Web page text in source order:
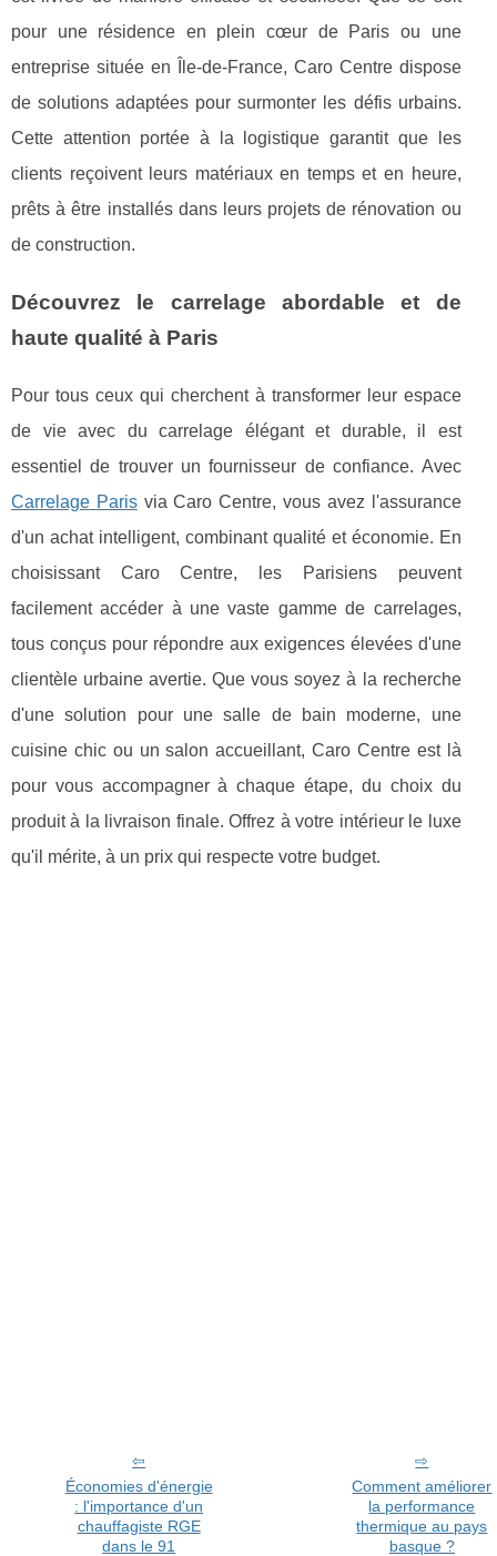
pour une résidence en plein cœur de Paris ou une
entreprise située en Île-de-France, Caro Centre dispose
de solutions adaptées pour surmonter les défis urbains.
Cette attention portée à la logistique garantit que les
clients reçoivent leurs matériaux en temps et en heure,
prêts à être installés dans leurs projets de rénovation ou
de construction.
Découvrez le carrelage abordable et de
haute qualité à Paris
Pour tous ceux qui cherchent à transformer leur espace
de vie avec du carrelage élégant et durable, il est
essentiel de trouver un fournisseur de confiance. Avec
Carrelage Parisvia Caro Centre, vous avez l'assurance
d'un achat intelligent, combinant qualité et économie. En
choisissant Caro Centre, les Parisiens peuvent
facilement accéder à une vaste gamme de carrelages,
tous conçus pour répondre aux exigences élevées d'une
clientèle urbaine avertie. Que vous soyez à la recherche
d'une solution pour une salle de bain moderne, une
cuisine chic ou un salon accueillant, Caro Centre est là
pour vous accompagner à chaque étape, du choix du
produit à la livraison finale. Offrez à votre intérieur le luxe
qu'il mérite, à un prix qui respecte votre budget.
Économies d'énergie
: l'importance d'un
chauffagiste RGE
dans le 91
Comment améliorer
la performance
thermique au pays
basque ?